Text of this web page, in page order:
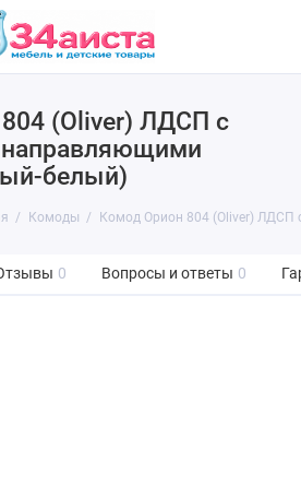
(Oliver) ЛДСП с
белый)
Комоды Комод Орион 804 (Oliver)
0 Вопросы и ответы 0